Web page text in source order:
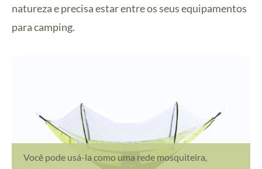
natureza e precisa estar entre os seus equipamentos
para camping.
Você pode usá-la como uma rede mosquiteira,